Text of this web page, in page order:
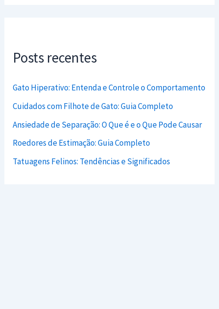
Posts recentes
Gato Hiperativo: Entenda e Controle o Comportamento
Cuidados com Filhote de Gato: Guia Completo
Ansiedade de Separação: O Que é e o Que Pode Causar
Roedores de Estimação: Guia Completo
Tatuagens Felinos: Tendências e Significados